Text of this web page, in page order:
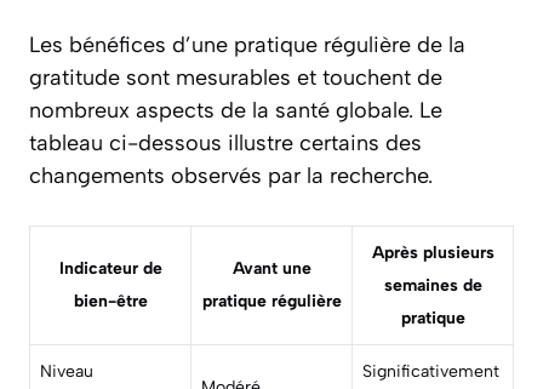
Les bénéfices d’une pratique régulière de la
gratitude sont mesurables et touchent de
nombreux aspects de la santé globale. Le
tableau ci-dessous illustre certains des
changements observés par la recherche.
Indicateur de
bien-être
Avant une
pratique régulière
Après plusieurs
semaines de
pratique
Niveau
Significativement